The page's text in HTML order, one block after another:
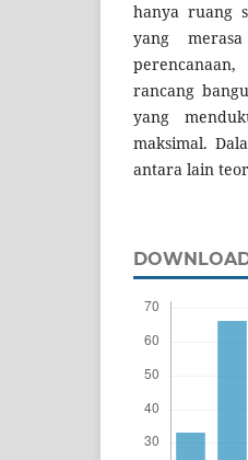
hanya ruang
yang
rancang
yang
maksimal.
antara lain